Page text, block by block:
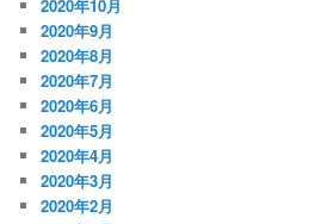
2020年10月
2020年9月
2020年8月
2020年7月
2020年6月
2020年5月
2020年4月
2020年3月
2020年2月